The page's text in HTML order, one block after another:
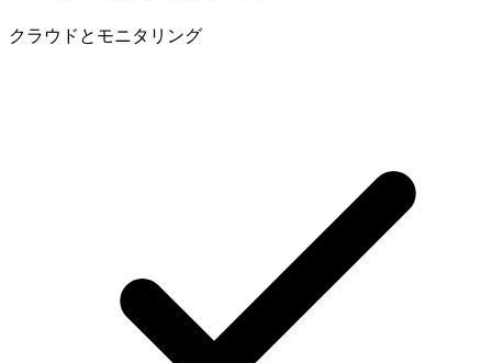
クラウドとモニタリング